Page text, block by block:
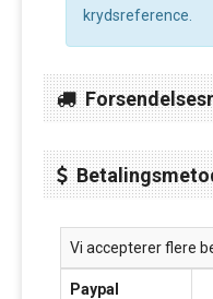
krydsreference.
Vi accepterer flere
Paypal